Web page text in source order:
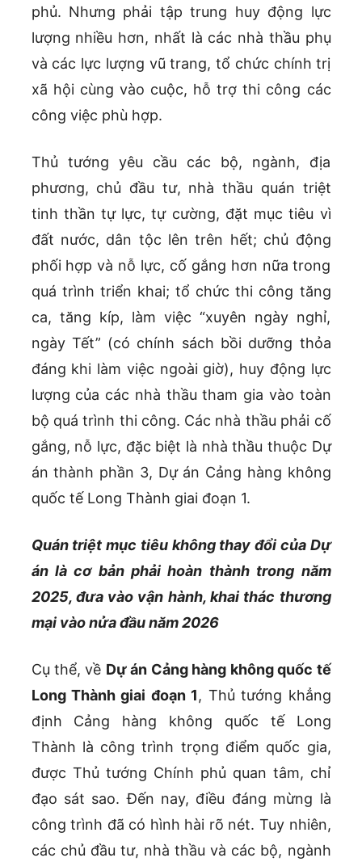
phủ. Nhưng phải tập trung huy động lực
lượng nhiều hơn, nhất là các nhà thầu phụ
và các lực lượng vũ trang, tổ chức chính trị
xã hội cùng vào cuộc, hỗ trợ thi công các
công việc phù hợp.
Thủ tướng yêu cầu các bộ, ngành, địa
phương, chủ đầu tư, nhà thầu quán triệt
tinh thần tự lực, tự cường, đặt mục tiêu vì
đất nước, dân tộc lên trên hết; chủ động
phối hợp và nỗ lực, cố gắng hơn nữa trong
quá trình triển khai; tổ chức thi công tăng
ca, tăng kíp, làm việc “xuyên ngày nghỉ,
ngày Tết” (có chính sách bồi dưỡng thỏa
đáng khi làm việc ngoài giờ), huy động lực
lượng của các nhà thầu tham gia vào toàn
bộ quá trình thi công. Các nhà thầu phải cố
gắng, nỗ lực, đặc biệt là nhà thầu thuộc Dự
án thành phần 3, Dự án Cảng hàng không
quốc tế Long Thành giai đoạn 1.
Quán triệt mục tiêu không thay đổi của Dự
án là cơ bản phải hoàn thành trong năm
2025, đưa vào vận hành, khai thác thương
mại vào nửa đầu năm 2026
Cụ thể, về Dự án Cảng hàng không quốc tế
Long Thành giai đoạn 1, Thủ tướng khẳng
định Cảng hàng không quốc tế Long
Thành là công trình trọng điểm quốc gia,
được Thủ tướng Chính phủ quan tâm, chỉ
đạo sát sao. Đến nay, điều đáng mừng là
công trình đã có hình hài rõ nét. Tuy nhiên,
các chủ đầu tư, nhà thầu và các bộ, ngành